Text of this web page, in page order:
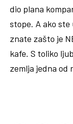
dio plana
stope. A ako
znate zašto je
kafe. S toliko
zemlja jedna od